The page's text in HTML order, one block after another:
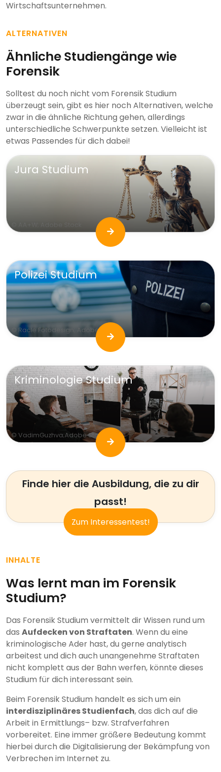
Wirtschaftsunternehmen.
ALTERNATIVEN
Ähnliche Studiengänge wie
Forensik
Solltest du noch nicht vom Forensik Studium
überzeugt sein, gibt es hier noch Alternativen, welche
zwar in die ähnliche Richtung gehen, allerdings
unterschiedliche Schwerpunkte setzen. Vielleicht ist
etwas Passendes für dich dabei!
Jura Studium
© Racle Fotodesign; Adobe Stock
Polizei Studium
© VadimGuzhva;Adobe Stock
Kriminologie Studium
Finde hier die Ausbildung, die zu dir
passt!
Zum Interessentest!
INHALTE
Was lernt man im Forensik
Studium?
Das Forensik Studium vermittelt dir Wissen rund um
das Aufdecken von Straftaten. Wenn du eine
kriminologische Ader hast, du gerne analytisch
arbeitest und dich auch unangenehme Straftaten
nicht komplett aus der Bahn werfen, könnte dieses
Studium für dich interessant sein.
Beim Forensik Studium handelt es sich um ein
interdisziplinäres Studienfach, das dich auf die
Arbeit in Ermittlungs– bzw. Strafverfahren
vorbereitet. Eine immer größere Bedeutung kommt
hierbei durch die Digitalisierung der Bekämpfung von
Verbrechen im Internet zu.